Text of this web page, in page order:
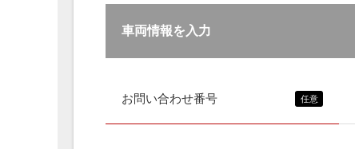
車両情報を入力
お問い合わせ番号